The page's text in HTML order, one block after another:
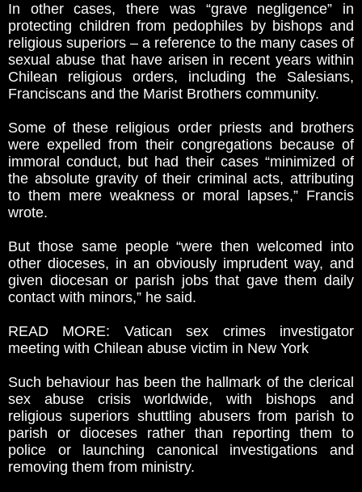
In other cases, there was “grave negligence” in
protecting children from pedophiles by bishops and
religious superiors – a reference to the many cases of
sexual abuse that have arisen in recent years within
Chilean religious orders, including the Salesians,
Franciscans and the Marist Brothers community.
Some of these religious order priests and brothers
were expelled from their congregations because of
immoral conduct, but had their cases “minimized of
the absolute gravity of their criminal acts, attributing
to them mere weakness or moral lapses,” Francis
wrote.
But those same people “were then welcomed into
other dioceses, in an obviously imprudent way, and
given diocesan or parish jobs that gave them daily
contact with minors,” he said.
READ MORE: Vatican sex crimes investigator
meeting with Chilean abuse victim in New York
Such behaviour has been the hallmark of the clerical
sex abuse crisis worldwide, with bishops and
religious superiors shuttling abusers from parish to
parish or dioceses rather than reporting them to
police or launching canonical investigations and
removing them from ministry.